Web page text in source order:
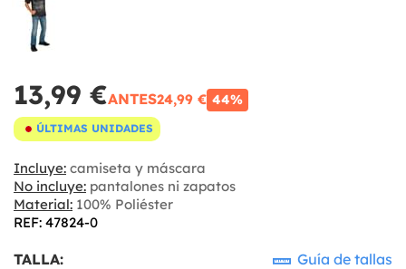
13,99 €ANTES24,99 € 44%
ÚLTIMAS UNIDADES
Incluye: camiseta y máscara
No incluye: pantalones ni zapatos
Material: 100% Poliéster
REF: 47824-0
TALLA: Guía de tallas